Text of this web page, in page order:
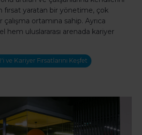
fırsat yaratan bir yönetime, çok
ortamına sahip. Ayrıca
hem uluslararası arenada kariyer
ve Kariyer Fırsatlarını Keşfet